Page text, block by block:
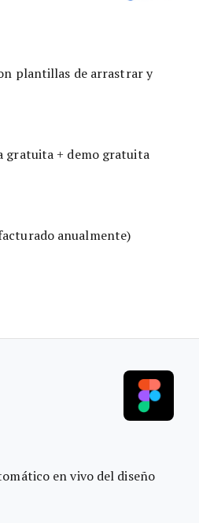
plantillas de arrastrar y
gratuita + demo gratuita
anualmente)
en vivo del diseño